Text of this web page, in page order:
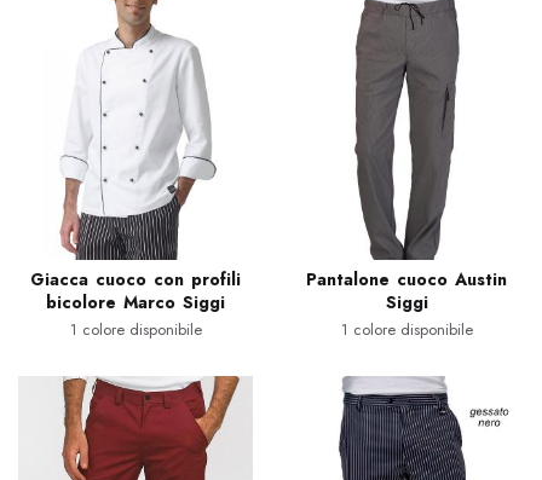
Giacca cuoco con profili
bicolore Marco Siggi
1 colore disponibile
Pantalone cuoco Austin
Siggi
1 colore disponibile